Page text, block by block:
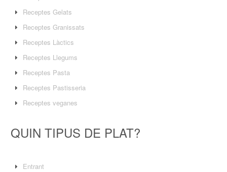
Receptes Gelats
Receptes Granissats
Receptes Làctics
Receptes Llegums
Receptes Pasta
Receptes Pastisseria
Receptes veganes
QUIN TIPUS DE PLAT?
Entrant